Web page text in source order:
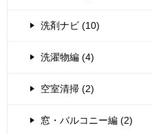
洗剤ナビ (10)
洗濯物編 (4)
空室清掃 (2)
窓・バルコニー編 (2)